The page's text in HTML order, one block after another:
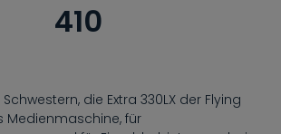
410
die Extra 330LX der Flying
Medienmaschine, für